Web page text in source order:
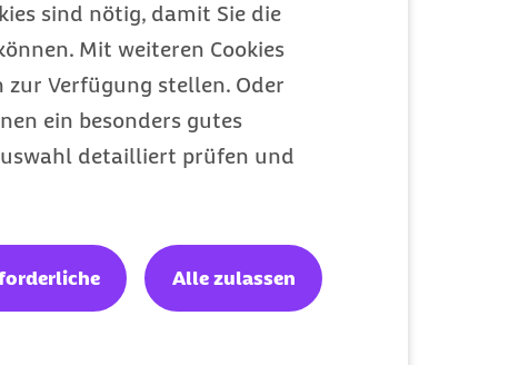
sind nötig, damit Sie die
Mit weiteren Cookies
zur Verfügung stellen. Oder
ein besonders gutes
detailliert prüfen und
Alle zulassen